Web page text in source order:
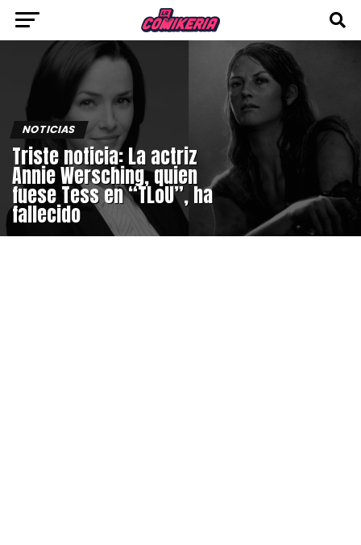
NOTICIAS
Triste noticia: La actriz
Annie Wersching, quien
fuese Tess en “TLoU”, ha
fallecido